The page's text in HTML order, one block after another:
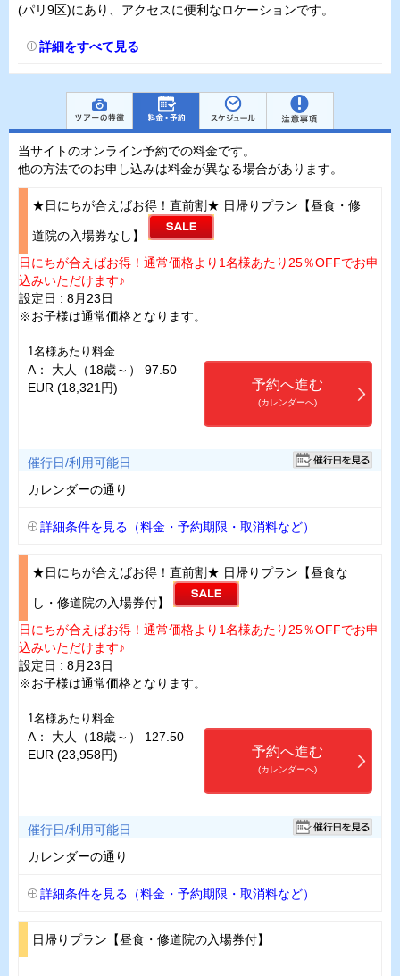
(パリ9区)にあり、アクセスに便利なロケーションです。
詳細をすべて見る
当サイトのオンライン予約での料金です。
他の方法でのお申し込みは料金が異なる場合があります。
★日にちが合えばお得！直前割★ 日帰りプラン【昼食・修
道院の入場券なし】
日にちが合えばお得！通常価格より1名様あたり25％OFFでお申
込みいただけます♪
設定日 : 8月23日
※お子様は通常価格となります。
1名様あたり料金
A： 大人（18歳～） 97.50
EUR (18,321円)
予約へ進む
(カレンダーへ)
催行日/利用可能日
カレンダーの通り
詳細条件を見る（料金・予約期限・取消料など）
★日にちが合えばお得！直前割★ 日帰りプラン【昼食な
し・修道院の入場券付】
日にちが合えばお得！通常価格より1名様あたり25％OFFでお申
込みいただけます♪
設定日 : 8月23日
※お子様は通常価格となります。
1名様あたり料金
A： 大人（18歳～） 127.50
EUR (23,958円)
予約へ進む
(カレンダーへ)
催行日/利用可能日
カレンダーの通り
詳細条件を見る（料金・予約期限・取消料など）
日帰りプラン【昼食・修道院の入場券付】